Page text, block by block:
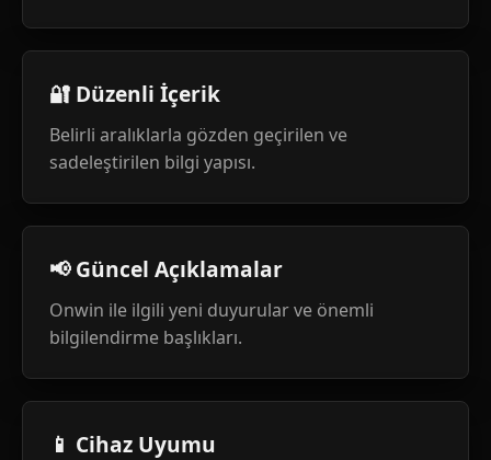
🔐 Düzenli İçerik
Belirli aralıklarla gözden geçirilen ve
sadeleştirilen bilgi yapısı.
📢 Güncel Açıklamalar
Onwin ile ilgili yeni duyurular ve önemli
bilgilendirme başlıkları.
📱 Cihaz Uyumu